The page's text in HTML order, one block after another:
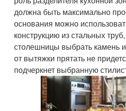
должна быть максимально
основания можно
конструкцию из стальных
столешницы выбрать камень
от вытяжки прятать не
подчеркнет выбранную